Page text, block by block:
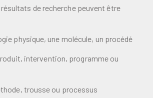
de recherche peuvent être
physique, une molécule, un procédé
intervention, programme ou
trousse ou processus